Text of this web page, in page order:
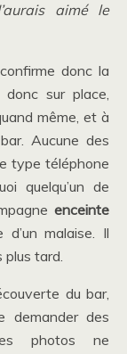
aimé le
donc la
sur place,
même, et à
Aucune des
type téléphone
quelqu’un de
enceinte
malaise. Il
plus tard.
du bar,
demander des
photos ne